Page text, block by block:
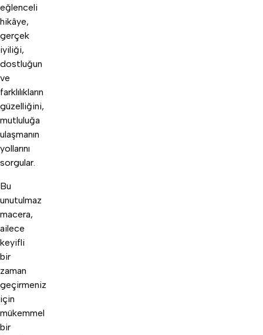
eğlenceli
hikâye,
gerçek
iyiliği,
dostluğun
ve
farklılıkların
güzelliğini,
mutluluğa
ulaşmanın
yollarını
sorgular.
Bu
unutulmaz
macera,
ailece
keyifli
bir
zaman
geçirmeniz
için
mükemmel
bir